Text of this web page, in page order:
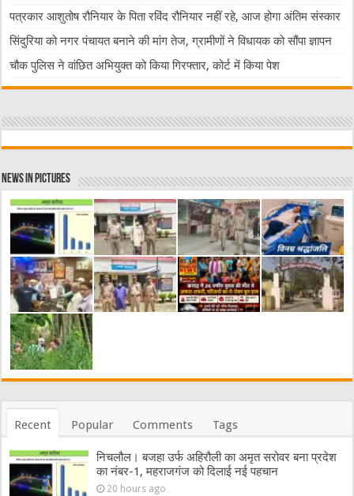
पत्रकार आशुतोष रौनियार के पिता रविंद रौनियार नहीं रहे, आज होगा अंतिम संस्कार
सिंदुरिया को नगर पंचायत बनाने की मांग तेज, ग्रामीणों ने विधायक को सौंपा ज्ञापन
चौक पुलिस ने वांछित अभियुक्त को किया गिरफ्तार, कोर्ट में किया पेश
News in Pictures
Recent Popular Comments Tags
निचलौल। बजहा उर्फ अहिरौली का अमृत सरोवर बना प्रदेश
का नंबर-1, महराजगंज को दिलाई नई पहचान
20 hours ago